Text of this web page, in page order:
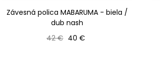
Závesná polica MABARUMA - biela /
dub nash
Bežná cena
42 € Cena
40 €